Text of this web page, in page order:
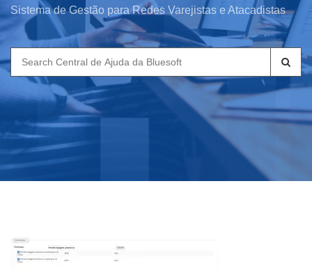
Sistema de Gestão para Redes Varejistas e Atacadistas
Search
for: